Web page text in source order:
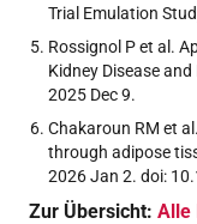
Trial Emulation
Rossignol P et al.
Kidney Disease
2025 Dec 9.
Chakaroun RM et
through adipose
2026 Jan 2. doi:
Zur Übersicht: Alle